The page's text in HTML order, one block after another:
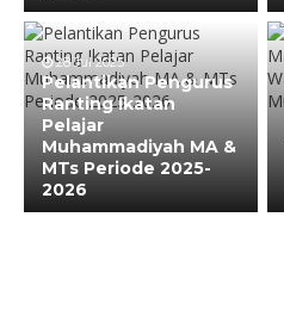
28 Jul 2025
Pelantikan Pengurus
Ranting Ikatan
Pelajar
Muhammadiyah MA &
MTs Periode 2025-
2026